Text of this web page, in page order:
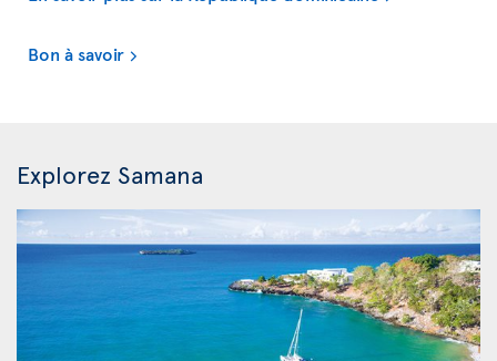
Bon à savoir
Explorez Samana